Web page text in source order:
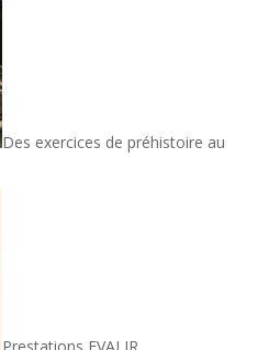
Des exercices de préhistoire au